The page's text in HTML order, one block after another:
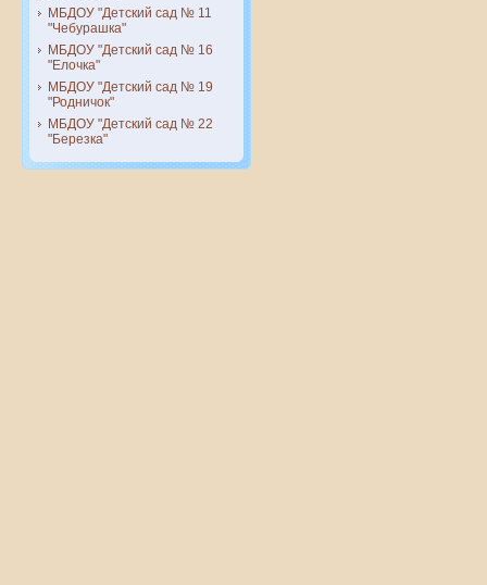
МБДОУ "Детский сад № 11
"Чебурашка"
МБДОУ "Детский сад № 16
"Елочка"
МБДОУ "Детский сад № 19
"Родничок"
МБДОУ "Детский сад № 22
"Березка"